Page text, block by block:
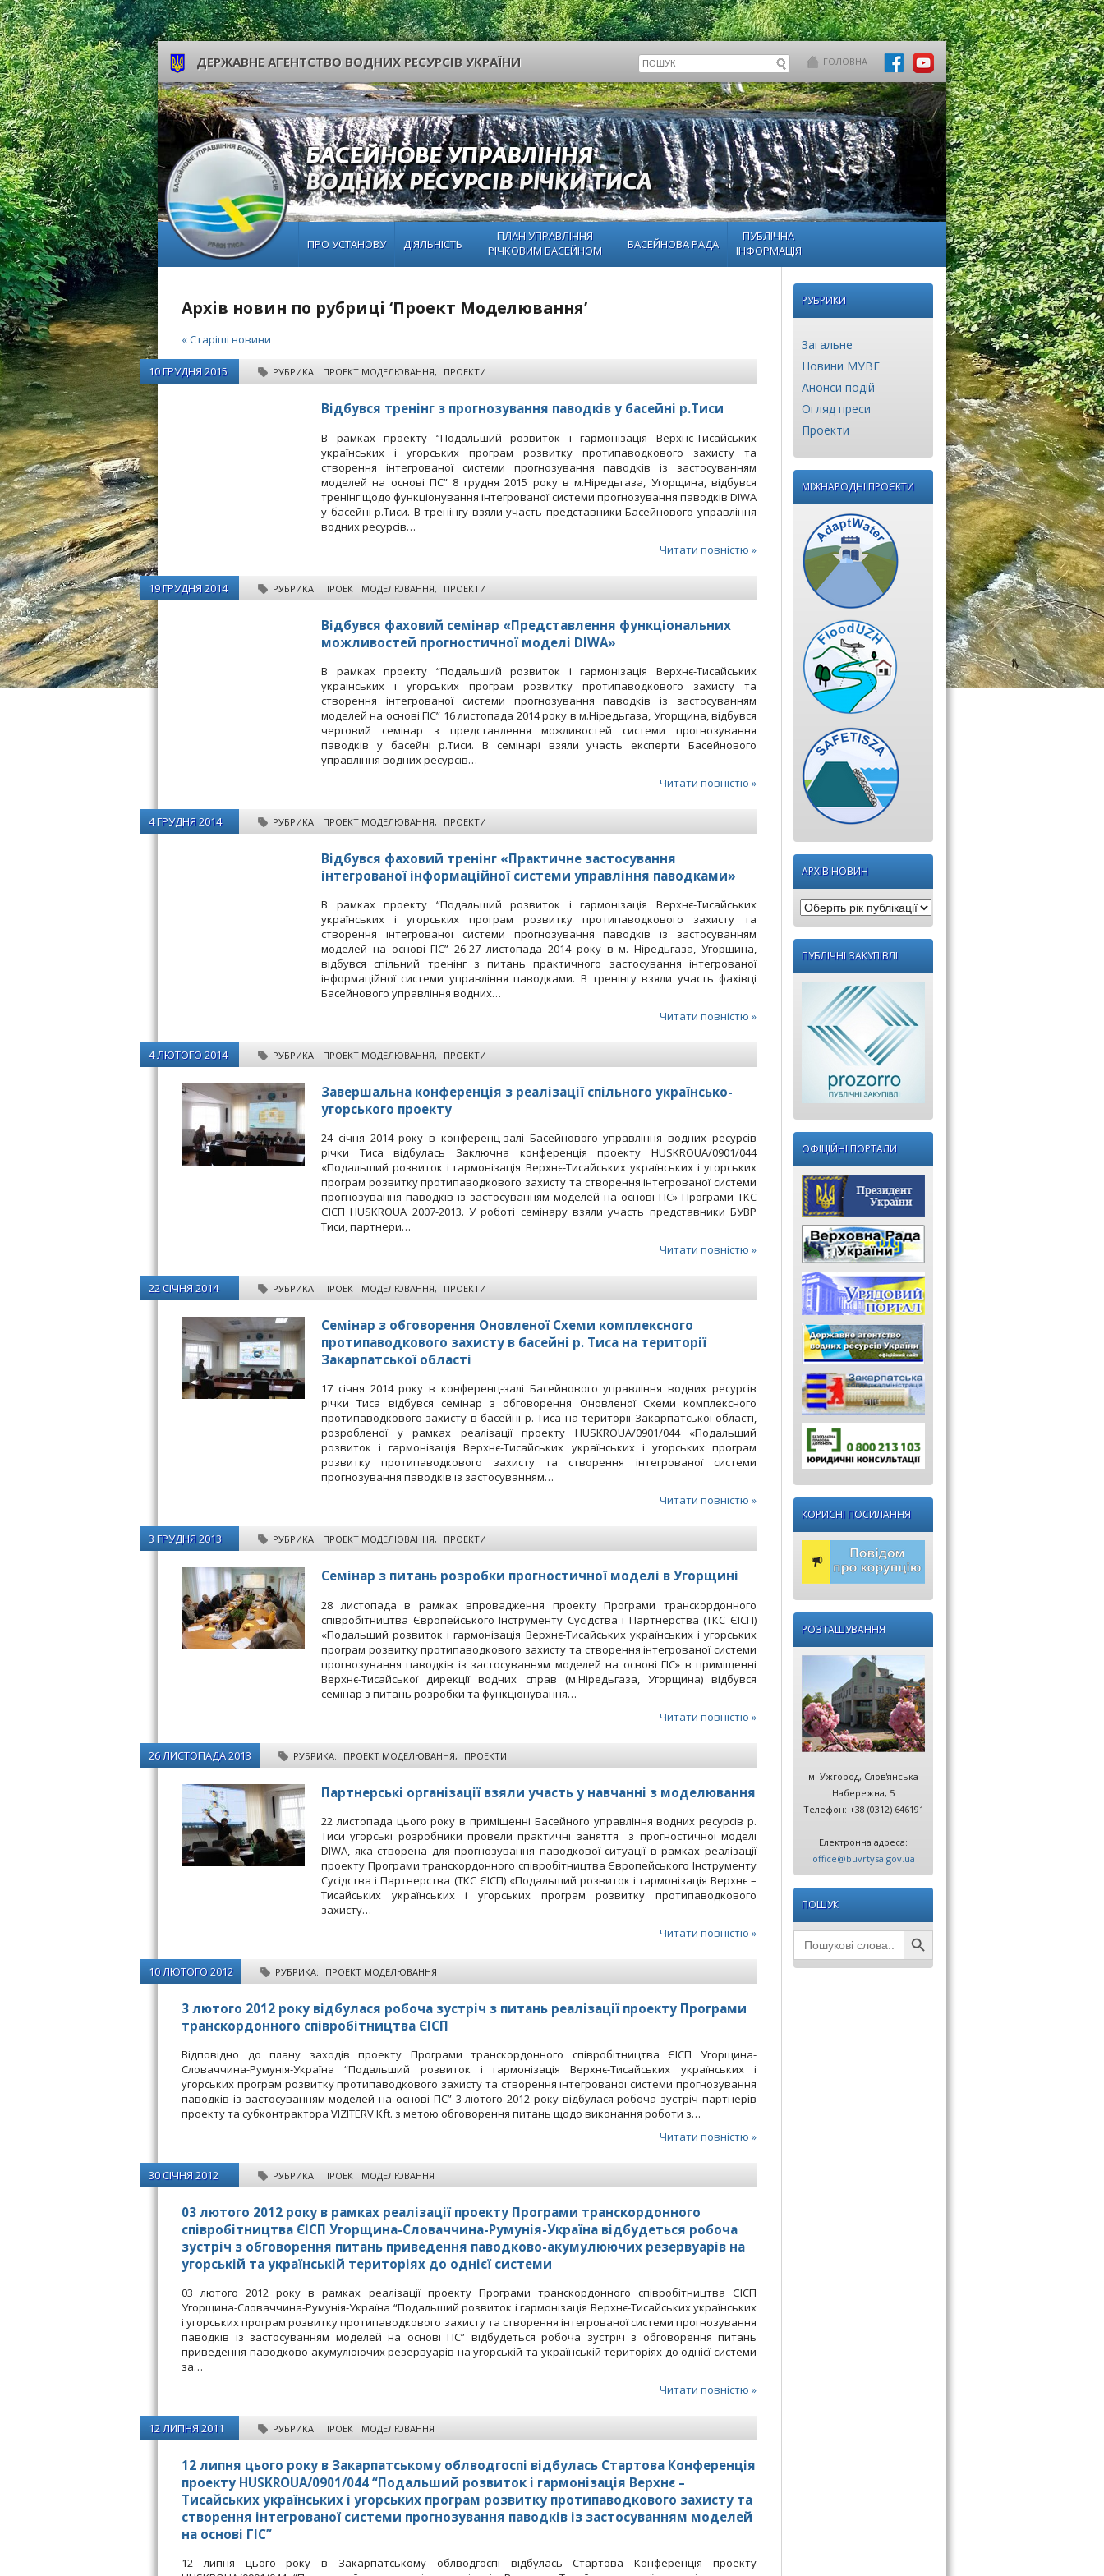
ДЕРЖАВНЕ АГЕНТСТВО ВОДНИХ РЕСУРСІВ УКРАЇНИ ГОЛОВНА
ПРО УСТАНОВУ ДІЯЛЬНІСТЬ
ПЛАН УПРАВЛІННЯ
РІЧКОВИМ БАСЕЙНОМ
БАСЕЙНОВА РАДА
ПУБЛІЧНА
ІНФОРМАЦІЯ
Архів новин по рубриці ‘Проект Моделювання’
« Старіші новини
10 ГРУДНЯ 2015 РУБРИКА: ПРОЕКТ МОДЕЛЮВАННЯ, ПРОЕКТИ
Відбувся тренінг з прогнозування паводків у басейні р.Тиси
В рамках проекту “Подальший розвиток і гармонізація Верхнє-Тисайських
українських і угорських програм розвитку протипаводкового захисту та
створення інтегрованої системи прогнозування паводків із застосуванням
моделей на основі ГІС” 8 грудня 2015 року в м.Ніредьгаза, Угорщина, відбувся
тренінг щодо функціонування інтегрованої системи прогнозування паводків DIWA
у басейні р.Тиси. В тренінгу взяли участь представники Басейнового управління
водних ресурсів…
Читати повністю »
19 ГРУДНЯ 2014 РУБРИКА: ПРОЕКТ МОДЕЛЮВАННЯ, ПРОЕКТИ
Відбувся фаховий семінар «Представлення функціональних
можливостей прогностичної моделі DIWA»
В рамках проекту “Подальший розвиток і гармонізація Верхнє-Тисайських
українських і угорських програм розвитку протипаводкового захисту та
створення інтегрованої системи прогнозування паводків із застосуванням
моделей на основі ГІС” 16 листопада 2014 року в м.Ніредьгаза, Угорщина, відбувся
черговий семінар з представлення можливостей системи прогнозування
паводків у басейні р.Тиси. В семінарі взяли участь експерти Басейнового
управління водних ресурсів…
Читати повністю »
4 ГРУДНЯ 2014 РУБРИКА: ПРОЕКТ МОДЕЛЮВАННЯ, ПРОЕКТИ
Відбувся фаховий тренінг «Практичне застосування
інтегрованої інформаційної системи управління паводками»
В рамках проекту “Подальший розвиток і гармонізація Верхнє-Тисайських
українських і угорських програм розвитку протипаводкового захисту та
створення інтегрованої системи прогнозування паводків із застосуванням
моделей на основі ГІС” 26-27 листопада 2014 року в м. Ніредьгаза, Угорщина,
відбувся спільний тренінг з питань практичного застосування інтегрованої
інформаційної системи управління паводками. В тренінгу взяли участь фахівці
Басейнового управління водних…
Читати повністю »
4 ЛЮТОГО 2014 РУБРИКА: ПРОЕКТ МОДЕЛЮВАННЯ, ПРОЕКТИ
Завершальна конференція з реалізації спільного українсько-
угорського проекту
24 січня 2014 року в конференц-залі Басейнового управління водних ресурсів
річки Тиса відбулась Заключна конференція проекту HUSKROUA/0901/044
«Подальший розвиток і гармонізація Верхнє-Тисайських українських і угорських
програм розвитку протипаводкового захисту та створення інтегрованої системи
прогнозування паводків із застосуванням моделей на основі ГІС» Програми ТКС
ЄІСП HUSKROUA 2007-2013. У роботі семінару взяли участь представники БУВР
Тиси, партнери…
Читати повністю »
22 СІЧНЯ 2014 РУБРИКА: ПРОЕКТ МОДЕЛЮВАННЯ, ПРОЕКТИ
Семінар з обговорення Оновленої Схеми комплексного
протипаводкового захисту в басейні р. Тиса на території
Закарпатської області
17 січня 2014 року в конференц-залі Басейнового управління водних ресурсів
річки Тиса відбувся семінар з обговорення Оновленої Схеми комплексного
протипаводкового захисту в басейні р. Тиса на території Закарпатської області,
розробленої у рамках реалізації проекту HUSKROUA/0901/044 «Подальший
розвиток і гармонізація Верхнє-Тисайських українських і угорських програм
розвитку протипаводкового захисту та створення інтегрованої системи
прогнозування паводків із застосуванням…
Читати повністю »
3 ГРУДНЯ 2013 РУБРИКА: ПРОЕКТ МОДЕЛЮВАННЯ, ПРОЕКТИ
Семінар з питань розробки прогностичної моделі в Угорщині
28 листопада в рамках впровадження проекту Програми транскордонного
співробітництва Європейського Інструменту Сусідства і Партнерства (ТКС ЄІСП)
«Подальший розвиток і гармонізація Верхнє-Тисайських українських і угорських
програм розвитку протипаводкового захисту та створення інтегрованої системи
прогнозування паводків із застосуванням моделей на основі ГІС» в приміщенні
Верхнє-Тисайської дирекції водних справ (м.Ніредьгаза, Угорщина) відбувся
семінар з питань розробки та функціонування…
Читати повністю »
26 ЛИСТОПАДА 2013 РУБРИКА: ПРОЕКТ МОДЕЛЮВАННЯ, ПРОЕКТИ
Партнерські організації взяли участь у навчанні з моделювання
22 листопада цього року в приміщенні Басейного управління водних ресурсів р.
Тиси угорські розробники провели практичні заняття з прогностичної моделі
DIWA, яка створена для прогнозування паводкової ситуації в рамках реалізації
проекту Програми транскордонного співробітництва Європейського Інструменту
Сусідства і Партнерства (ТКС ЄІСП) «Подальший розвиток і гармонізація Верхнє –
Тисайських українських і угорських програм розвитку протипаводкового
захисту…
Читати повністю »
10 ЛЮТОГО 2012 РУБРИКА: ПРОЕКТ МОДЕЛЮВАННЯ
3 лютого 2012 року відбулася робоча зустріч з питань реалізації проекту Програми
транскордонного співробітництва ЄІСП
Відповідно до плану заходів проекту Програми транскордонного співробітництва ЄІСП Угорщина-
Словаччина-Румунія-Україна “Подальший розвиток і гармонізація Верхнє-Тисайських українських і
угорських програм розвитку протипаводкового захисту та створення інтегрованої системи прогнозування
паводків із застосуванням моделей на основі ГІС” 3 лютого 2012 року відбулася робоча зустріч партнерів
проекту та субконтрактора VIZITERV Kft. з метою обговорення питань щодо виконання роботи з…
Читати повністю »
30 СІЧНЯ 2012 РУБРИКА: ПРОЕКТ МОДЕЛЮВАННЯ
03 лютого 2012 року в рамках реалізації проекту Програми транскордонного
співробітництва ЄІСП Угорщина-Словаччина-Румунія-Україна відбудеться робоча
зустріч з обговорення питань приведення паводково-акумулюючих резервуарів на
угорській та українській територіях до однієї системи
03 лютого 2012 року в рамках реалізації проекту Програми транскордонного співробітництва ЄІСП
Угорщина-Словаччина-Румунія-Україна “Подальший розвиток і гармонізація Верхнє-Тисайських українських
і угорських програм розвитку протипаводкового захисту та створення інтегрованої системи прогнозування
паводків із застосуванням моделей на основі ГІС” відбудеться робоча зустріч з обговорення питань
приведення паводково-акумулюючих резервуарів на угорській та українській територіях до однієї системи
за…
Читати повністю »
12 ЛИПНЯ 2011 РУБРИКА: ПРОЕКТ МОДЕЛЮВАННЯ
12 липня цього року в Закарпатському облводгоспі відбулась Стартова Конференція
проекту HUSKROUA/0901/044 “Подальший розвиток і гармонізація Верхнє –
Тисайських українських і угорських програм розвитку протипаводкового захисту та
створення інтегрованої системи прогнозування паводків із застосуванням моделей
на основі ГІС”
12 липня цього року в Закарпатському облводгоспі відбулась Стартова Конференція проекту
РУБРИКИ
Загальне
Новини МУВГ
Анонси подій
Огляд преси
Проекти
МІЖНАРОДНІ ПРОЄКТИ
АРХІВ НОВИН
Оберіть
рік
публікації:
ПУБЛІЧНІ ЗАКУПІВЛІ
ОФІЦІЙНІ ПОРТАЛИ
КОРИСНІ ПОСИЛАННЯ
РОЗТАШУВАННЯ
м. Ужгород, Слов'янська
Набережна, 5
Телефон: +38 (0312) 646191
Електронна адреса:
office@buvrtysa.gov.ua
ПОШУК
Search
for:
Search Button